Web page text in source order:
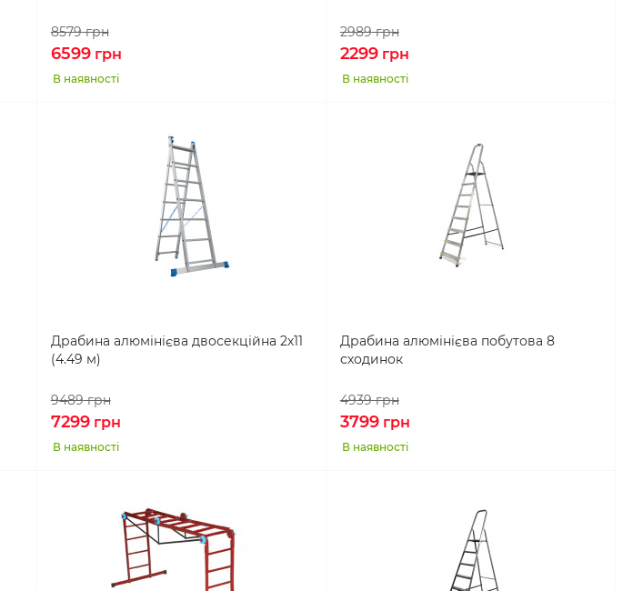
8579грн
6599грн
В наявності
2989грн
2299грн
В наявності
Драбина алюмінієва двосекційна 2х11
(4.49 м)
9489грн
7299грн
В наявності
Драбина алюмінієва побутова 8
сходинок
4939грн
3799грн
В наявності